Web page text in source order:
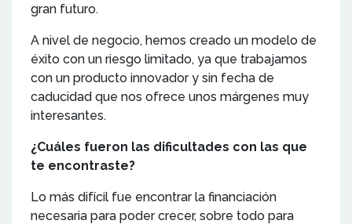
gran futuro.
A nivel de negocio, hemos creado un modelo de
éxito con un riesgo limitado, ya que trabajamos
con un producto innovador y sin fecha de
caducidad que nos ofrece unos márgenes muy
interesantes.
¿Cuáles fueron las dificultades con las que
te encontraste?
Lo más difícil fue encontrar la financiación
necesaria para poder crecer, sobre todo para